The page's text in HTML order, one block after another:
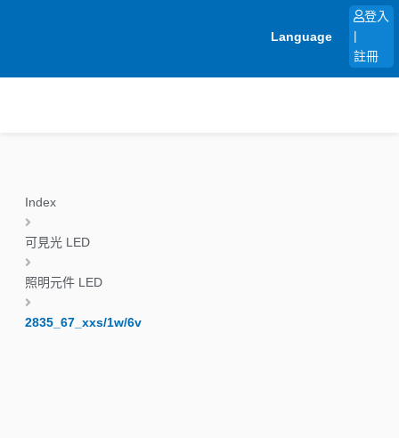
Language
登入
註冊
Index
可見光 LED
照明元件 LED
2835_67_xxs/1w/6v